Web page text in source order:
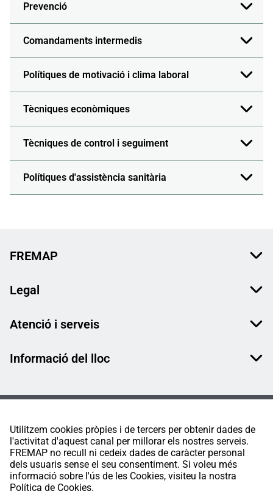
Utilitzem cookies pròpies i de tercers per obtenir dades de
l'activitat d'aquest canal per millorar els nostres serveis.
FREMAP no recull ni cedeix dades de caràcter personal
dels usuaris sense el seu consentiment. Si voleu més
informació sobre l'ús de les Cookies, visiteu la nostra
Política de Cookies.
Prevenció
Comandaments intermedis
Polítiques de motivació i clima laboral
Tècniques econòmiques
Tècniques de control i seguiment
Polítiques d'assistència sanitària
FREMAP
Legal
Atenció i serveis
Informació del lloc